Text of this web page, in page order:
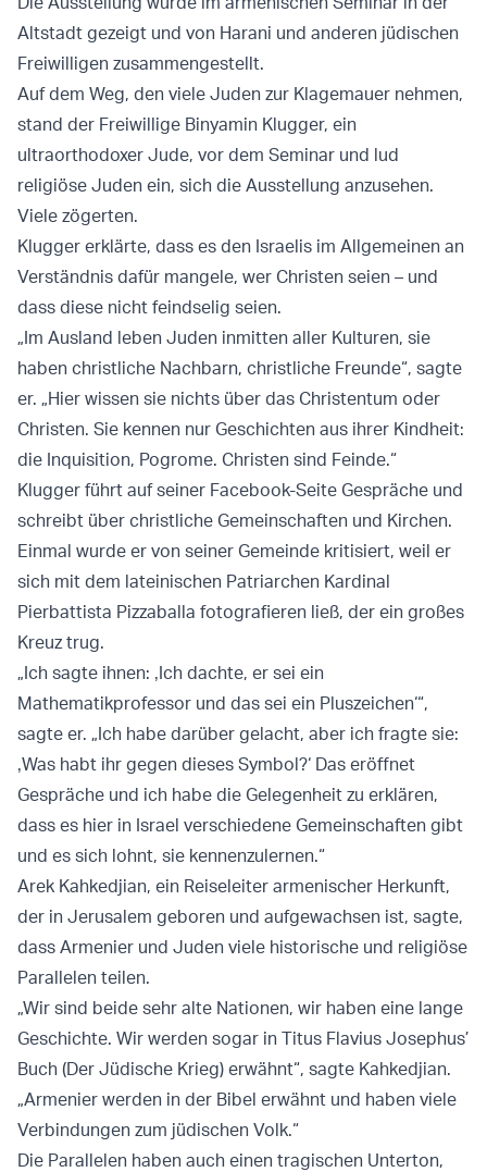
Altstadt gezeigt und von Harani und anderen jüdischen
Freiwilligen zusammengestellt.
Auf dem Weg, den viele Juden zur Klagemauer nehmen,
stand der Freiwillige Binyamin Klugger, ein
ultraorthodoxer Jude, vor dem Seminar und lud
religiöse Juden ein, sich die Ausstellung anzusehen.
Viele zögerten.
Klugger erklärte, dass es den Israelis im Allgemeinen an
Verständnis dafür mangele, wer Christen seien – und
dass diese nicht feindselig seien.
„Im Ausland leben Juden inmitten aller Kulturen, sie
haben christliche Nachbarn, christliche Freunde“, sagte
er. „Hier wissen sie nichts über das Christentum oder
Christen. Sie kennen nur Geschichten aus ihrer Kindheit:
die Inquisition, Pogrome. Christen sind Feinde.“
Klugger führt auf seiner Facebook-Seite Gespräche und
schreibt über christliche Gemeinschaften und Kirchen.
Einmal wurde er von seiner Gemeinde kritisiert, weil er
sich mit dem lateinischen Patriarchen Kardinal
Pierbattista Pizzaballa fotografieren ließ, der ein großes
Kreuz trug.
„Ich sagte ihnen: ‚Ich dachte, er sei ein
Mathematikprofessor und das sei ein Pluszeichen‘“,
sagte er. „Ich habe darüber gelacht, aber ich fragte sie:
‚Was habt ihr gegen dieses Symbol?‘ Das eröffnet
Gespräche und ich habe die Gelegenheit zu erklären,
dass es hier in Israel verschiedene Gemeinschaften gibt
und es sich lohnt, sie kennenzulernen.“
Arek Kahkedjian, ein Reiseleiter armenischer Herkunft,
der in Jerusalem geboren und aufgewachsen ist, sagte,
dass Armenier und Juden viele historische und religiöse
Parallelen teilen.
„Wir sind beide sehr alte Nationen, wir haben eine lange
Geschichte. Wir werden sogar in Titus Flavius Josephus’
Buch (Der Jüdische Krieg) erwähnt“, sagte Kahkedjian.
„Armenier werden in der Bibel erwähnt und haben viele
Verbindungen zum jüdischen Volk.“
Die Parallelen haben auch einen tragischen Unterton,